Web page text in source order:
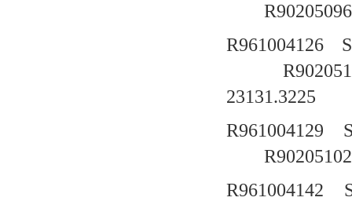
R961004126
23131.3225
R961004129
R961004142